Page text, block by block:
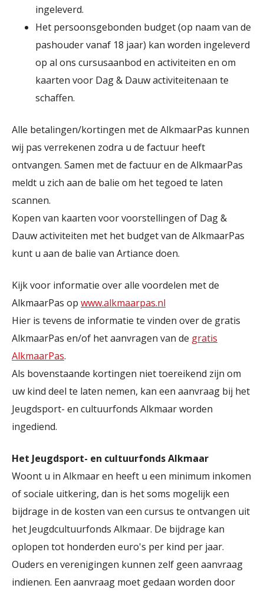
ingeleverd.
Het persoonsgebonden budget (op naam van de
pashouder vanaf 18 jaar) kan worden ingeleverd
op al ons cursusaanbod en activiteiten en om
kaarten voor Dag & Dauw activiteitenaan te
schaffen.
Alle betalingen/kortingen met de AlkmaarPas kunnen
wij pas verrekenen zodra u de factuur heeft
ontvangen. Samen met de factuur en de AlkmaarPas
meldt u zich aan de balie om het tegoed te laten
scannen.
Kopen van kaarten voor voorstellingen of Dag &
Dauw activiteiten met het budget van de AlkmaarPas
kunt u aan de balie van Artiance doen.
Kijk voor informatie over alle voordelen met de
AlkmaarPas op www.alkmaarpas.nl
Hier is tevens de informatie te vinden over de gratis
AlkmaarPas en/of het aanvragen van de gratis
AlkmaarPas.
Als bovenstaande kortingen niet toereikend zijn om
uw kind deel te laten nemen, kan een aanvraag bij het
Jeugdsport- en cultuurfonds Alkmaar worden
ingediend.
Het Jeugdsport- en cultuurfonds Alkmaar
Woont u in Alkmaar en heeft u een minimum inkomen
of sociale uitkering, dan is het soms mogelijk een
bijdrage in de kosten van een cursus te ontvangen uit
het Jeugdcultuurfonds Alkmaar. De bijdrage kan
oplopen tot honderden euro's per kind per jaar.
Ouders en verenigingen kunnen zelf geen aanvraag
indienen. Een aanvraag moet gedaan worden door